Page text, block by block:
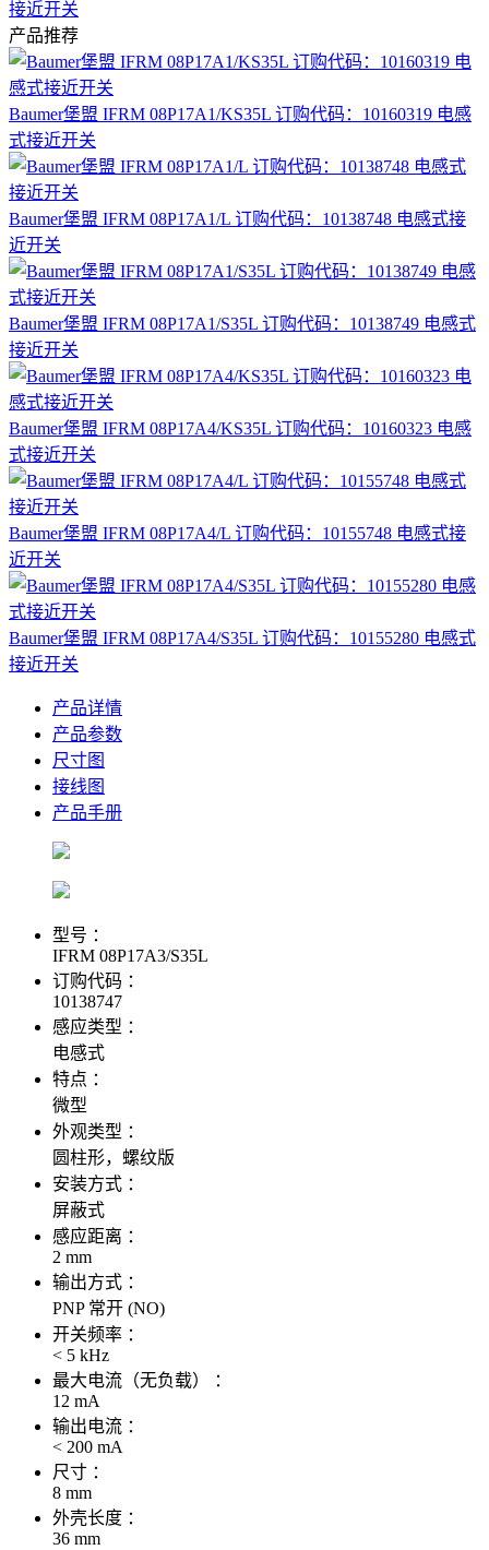
接近开关
产品推荐
Baumer堡盟 IFRM 08P17A1/KS35L 订购代码：10160319 电感
式接近开关
Baumer堡盟 IFRM 08P17A1/L 订购代码：10138748 电感式接
近开关
Baumer堡盟 IFRM 08P17A1/S35L 订购代码：10138749 电感式
接近开关
Baumer堡盟 IFRM 08P17A4/KS35L 订购代码：10160323 电感
式接近开关
Baumer堡盟 IFRM 08P17A4/L 订购代码：10155748 电感式接
近开关
Baumer堡盟 IFRM 08P17A4/S35L 订购代码：10155280 电感式
接近开关
产品详情
产品参数
尺寸图
接线图
产品手册
型号 ：
IFRM 08P17A3/S35L
订购代码 ：
10138747
感应类型 ：
电感式
特点 ：
微型
外观类型 ：
圆柱形，螺纹版
安装方式 ：
屏蔽式
感应距离 ：
2 mm
输出方式 ：
PNP 常开 (NO)
开关频率 ：
< 5 kHz
最大电流（无负载） ：
12 mA
输出电流 ：
< 200 mA
尺寸 ：
8 mm
外壳长度 ：
36 mm